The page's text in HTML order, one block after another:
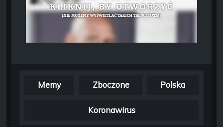
Memy Zboczone Polska
Koronawirus